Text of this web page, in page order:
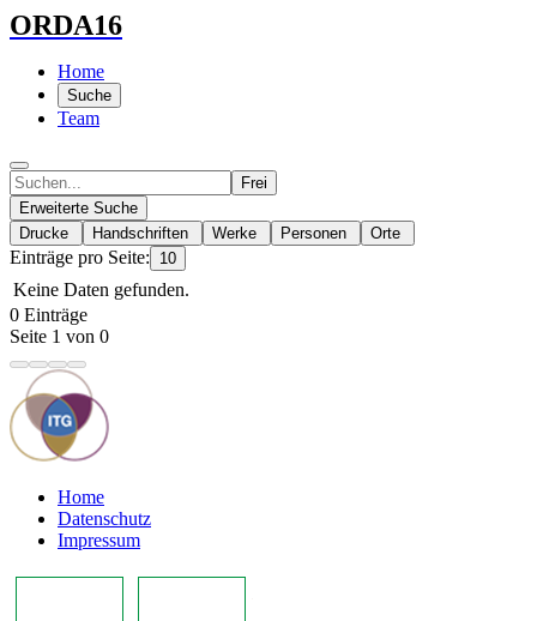
ORDA16
Home
Suche
Team
Frei
Erweiterte Suche
Drucke
Handschriften Werke Personen Orte
Einträge pro Seite: 10
Keine Daten gefunden.
0 Einträge
Seite 1 von 0
Home
Datenschutz
Impressum